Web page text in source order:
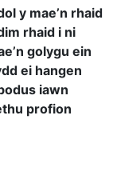
y mae’n rhaid
rhaid i ni
golygu ein
ei hangen
iawn
profion